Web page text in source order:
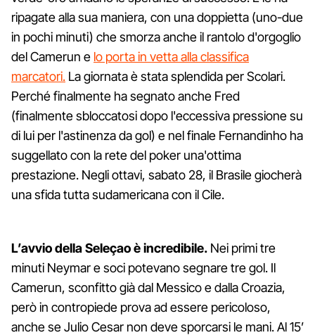
ripagate alla sua maniera, con una doppietta (uno-due
in pochi minuti) che smorza anche il rantolo d'orgoglio
del Camerun e lo porta in vetta alla classifica
marcatori. La giornata è stata splendida per Scolari.
Perché finalmente ha segnato anche Fred
(finalmente sbloccatosi dopo l'eccessiva pressione su
di lui per l'astinenza da gol) e nel finale Fernandinho ha
suggellato con la rete del poker una'ottima
prestazione. Negli ottavi, sabato 28, il Brasile giocherà
una sfida tutta sudamericana con il Cile.
L’avvio della Seleçao è incredibile. Nei primi tre
minuti Neymar e soci potevano segnare tre gol. Il
Camerun, sconfitto già dal Messico e dalla Croazia,
però in contropiede prova ad essere pericoloso,
anche se Julio Cesar non deve sporcarsi le mani. Al 15’